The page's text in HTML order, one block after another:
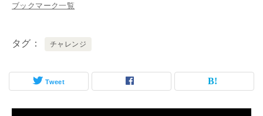
ブックマーク一覧
タグ チャレンジ
Tweet